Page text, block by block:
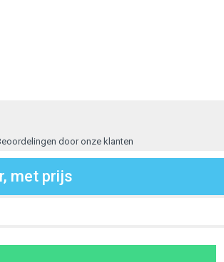
door onze klanten
met prijs